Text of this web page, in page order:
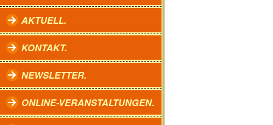
AKTUELL.
KONTAKT.
NEWSLETTER.
ONLINE-VERANSTALTUNGEN.